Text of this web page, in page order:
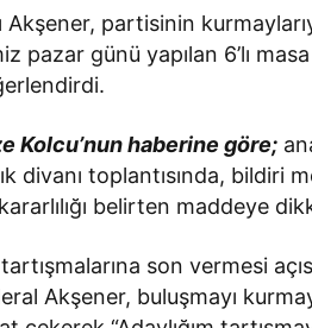
Akşener, partisinin
pazar günü yapılan 6’lı
Kolcu’nun haberine göre;
divanı toplantısında, bildiri
belirten maddeye
son vermesi
Akşener, buluşmayı